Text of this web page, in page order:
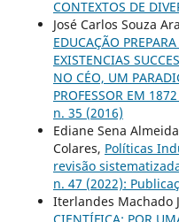
CONTEXTOS DE
José Carlos Souza
EDUCAÇÃO
EXISTENCIAS
NO CÉO, UM
PROFESSOR EM 1872
n. 35 (2016)
Ediane Sena
Colares, Políticas
revisão
n. 47 (2022):
Iterlandes Machado